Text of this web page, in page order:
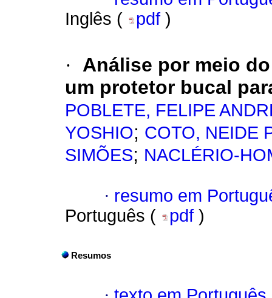
Inglês (
pdf )
·
Análise por meio
um protetor bucal
POBLETE, FELIPE
YOSHIO; COTO, NEIDE
SIMÕES; NACLÉRIO-
· resumo em
Português (
pdf )
Resumos